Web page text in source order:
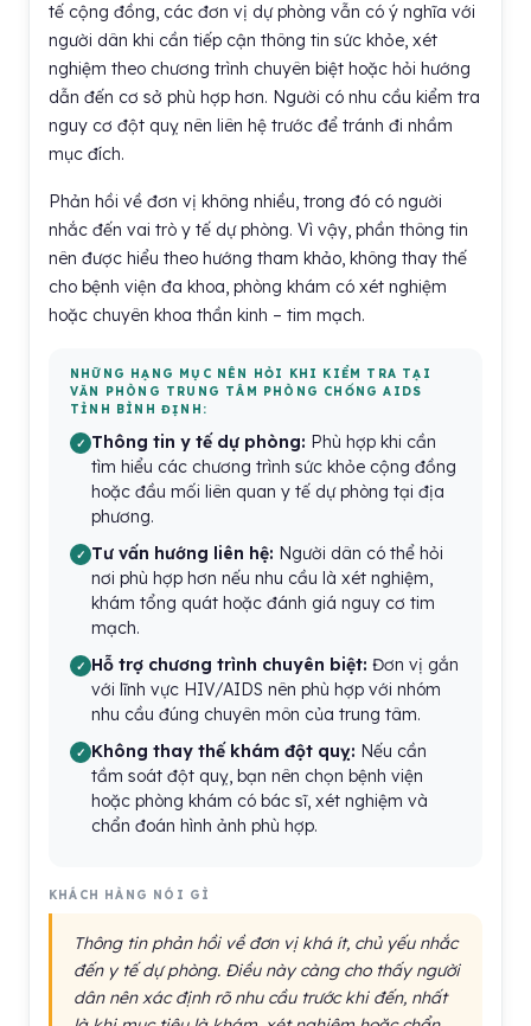
tế cộng đồng, các đơn vị dự phòng vẫn có ý nghĩa với
người dân khi cần tiếp cận thông tin sức khỏe, xét
nghiệm theo chương trình chuyên biệt hoặc hỏi hướng
dẫn đến cơ sở phù hợp hơn. Người có nhu cầu kiểm tra
nguy cơ đột quỵ nên liên hệ trước để tránh đi nhầm
mục đích.
Phản hồi về đơn vị không nhiều, trong đó có người
nhắc đến vai trò y tế dự phòng. Vì vậy, phần thông tin
nên được hiểu theo hướng tham khảo, không thay thế
cho bệnh viện đa khoa, phòng khám có xét nghiệm
hoặc chuyên khoa thần kinh – tim mạch.
NHỮNG HẠNG MỤC NÊN HỎI KHI KIỂM TRA TẠI
VĂN PHÒNG TRUNG TÂM PHÒNG CHỐNG AIDS
TỈNH BÌNH ĐỊNH:
Thông tin y tế dự phòng: Phù hợp khi cần
tìm hiểu các chương trình sức khỏe cộng đồng
hoặc đầu mối liên quan y tế dự phòng tại địa
phương.
Tư vấn hướng liên hệ: Người dân có thể hỏi
nơi phù hợp hơn nếu nhu cầu là xét nghiệm,
khám tổng quát hoặc đánh giá nguy cơ tim
mạch.
Hỗ trợ chương trình chuyên biệt: Đơn vị gắn
với lĩnh vực HIV/AIDS nên phù hợp với nhóm
nhu cầu đúng chuyên môn của trung tâm.
Không thay thế khám đột quỵ: Nếu cần
tầm soát đột quỵ, bạn nên chọn bệnh viện
hoặc phòng khám có bác sĩ, xét nghiệm và
chẩn đoán hình ảnh phù hợp.
KHÁCH HÀNG NÓI GÌ
Thông tin phản hồi về đơn vị khá ít, chủ yếu nhắc
đến y tế dự phòng. Điều này càng cho thấy người
dân nên xác định rõ nhu cầu trước khi đến, nhất